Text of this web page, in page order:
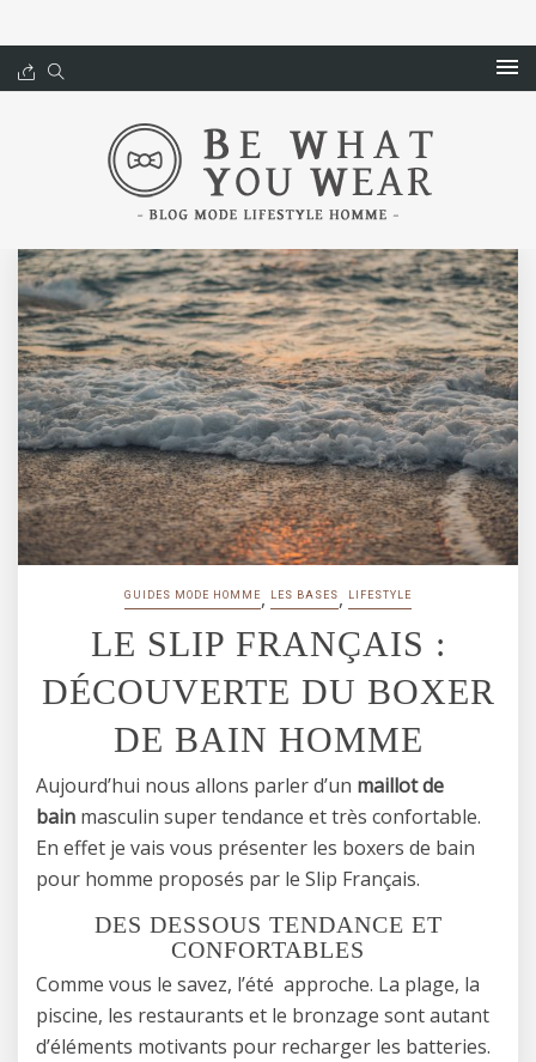
GUIDES MODE HOMME , LES BASES , LIFESTYLE
LE SLIP FRANÇAIS :
DÉCOUVERTE DU BOXER
DE BAIN HOMME
Aujourd’hui nous allons parler d’un maillot de
bain masculin super tendance et très confortable.
En effet je vais vous présenter les boxers de bain
pour homme proposés par le Slip Français.
DES DESSOUS TENDANCE ET
CONFORTABLES
Comme vous le savez, l’été approche. La plage, la
piscine, les restaurants et le bronzage sont autant
d’éléments motivants pour recharger les batteries.